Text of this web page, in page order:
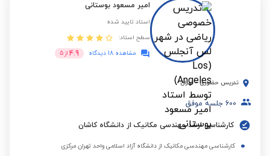
امیر مسعود بوستانی
استاد تایید شده
سطح استاد:
مشاهده 18 دیدگاه
4.9 از 5
تدریس حضوری - تهران
600 جلسه موفق
کارشناسی ارشد مهندسی مکانیک از دانشگاه کاشان
کارشناسی مهندسی مکانیک از دانشگاه آزاد اسلامی واحد تهران مرکزی